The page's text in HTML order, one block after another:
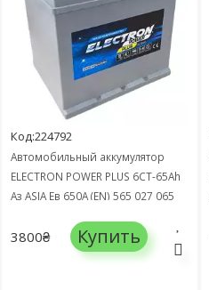
Код:224792
Автомобильный аккумулятор
ELECTRON POWER PLUS 6СТ-65Ah
Аз ASIA Ев 650А (EN) 565 027 065
3800₴ Купить